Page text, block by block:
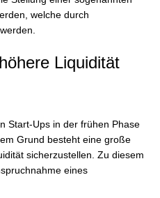
welche durch
Liquidität
Start-Ups in der frühen Phase
Grund besteht eine große
sicherzustellen. Zu diesem
eines